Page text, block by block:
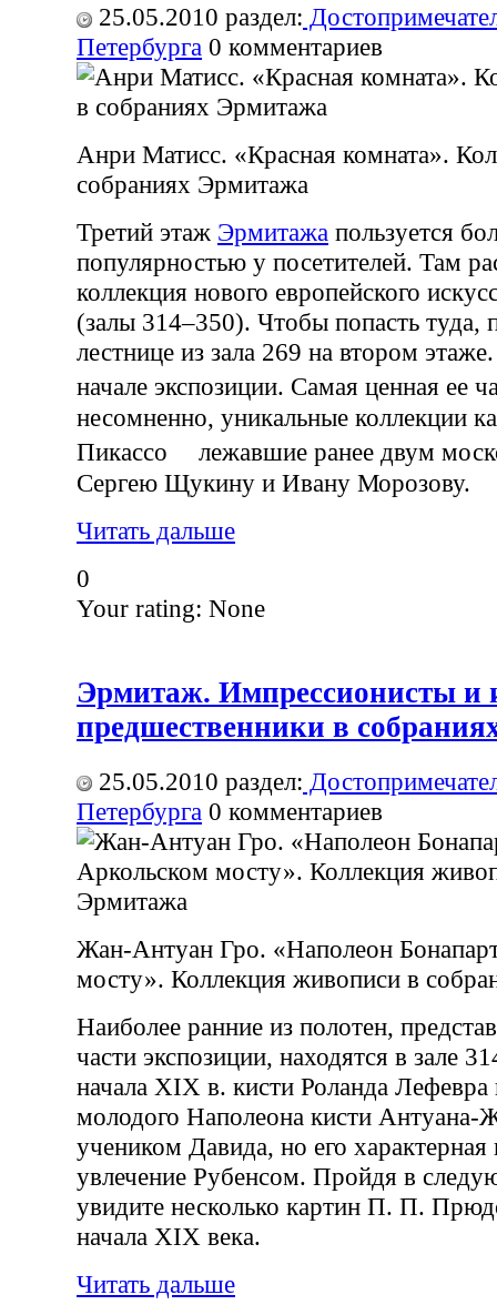
25.05.2010 раздел:
Петербурга 0 комментариев
Анри Матисс. «Красная комната».
собраниях Эрмитажа
Третий этаж Эрмитажа пользуется
популярностью у посетителей. Там
коллекция нового европейского
(залы 314–350). Чтобы попасть туда,
лестнице из зала 269 на втором
начале экспозиции. Самая ценная ее
несомненно, уникальные коллекции
Пикассо лежавшие ранее двум
Сергею Щукину и Ивану Морозову.
Читать дальше
0
Your rating: None
Эрмитаж. Импрессионисты и
предшественники в
25.05.2010 раздел:
Петербурга 0 комментариев
Жан-Антуан Гро. «Наполеон
мосту». Коллекция живописи в
Наиболее ранние из полотен,
части экспозиции, находятся в зале
начала XIX в. кисти Роланда Лефевра
молодого Наполеона кисти
учеником Давида, но его характерная
увлечение Рубенсом. Пройдя в
увидите несколько картин П. П.
начала XIX века.
Читать дальше